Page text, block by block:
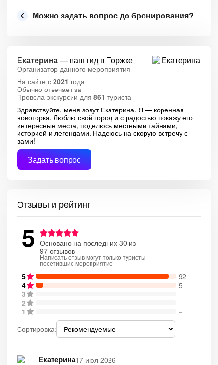
Можно задать вопрос до бронирования?
Екатерина— ваш гид в Торжке
Организатор данного мероприятия
На сайте с 2021 года
Обычно отвечает за
Провела экскурсии для 861 туриста
Здравствуйте, меня зовут Екатерина. Я — коренная
новоторка. Люблю свой город и с радостью покажу его
интересные места, поделюсь местными тайнами,
историей и легендами. Надеюсь на скорую встречу с
вами!
Задать вопрос
Отзывы и рейтинг
5 Основано на последних 30 из
97 отзывов
Написать отзыв могут только туристы
посетившие мероприятие
5
92
4
5
3
–
2
–
1
–
Сортировка:
Екатерина17 июл 2026